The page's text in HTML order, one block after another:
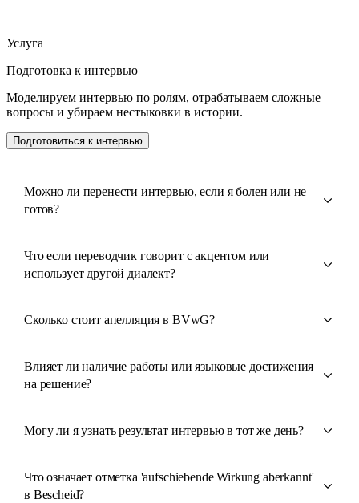
Услуга
Подготовка к интервью
Моделируем интервью по ролям, отрабатываем сложные
вопросы и убираем нестыковки в истории.
Подготовиться к интервью
Можно ли перенести интервью, если я болен или не
готов?
Что если переводчик говорит с акцентом или
использует другой диалект?
Сколько стоит апелляция в BVwG?
Влияет ли наличие работы или языковые достижения
на решение?
Могу ли я узнать результат интервью в тот же день?
Что означает отметка 'aufschiebende Wirkung aberkannt'
в Bescheid?